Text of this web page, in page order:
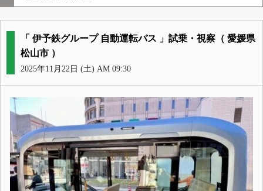
「 伊予鉄グループ 自動運転バス 」試乗・視察（ 愛媛県
松山市 ）
2025年11月22日 (土) AM 09:30